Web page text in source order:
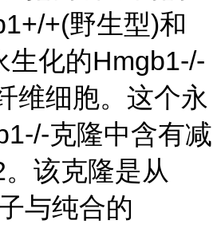
+(野生型)和
生化的Hmgb1-/-
维细胞。这个永
克隆中含有减
该克隆是从
与纯合的